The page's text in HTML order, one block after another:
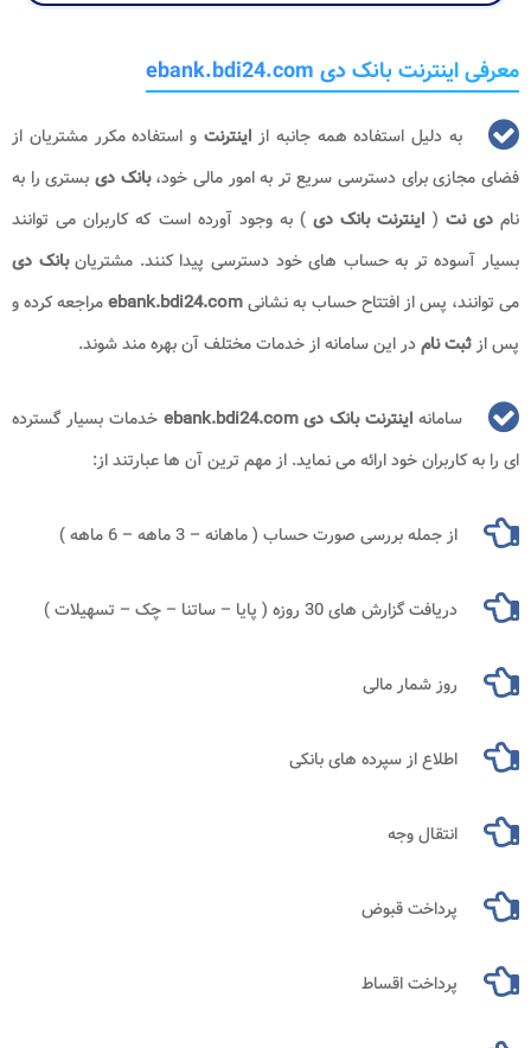
معرفی اینترنت بانک دی ebank.bdi24.com
به دلیل استفاده همه جانبه از اینترنت و استفاده مکرر مشتریان از
فضای مجازی برای دسترسی سریع‌ تر به امور مالی خود،بانک دی بستری را به
نامدی نت ( اینترنت بانک دی) به وجود آورده است که کاربران می ‌توانند
بسیار آسوده‌ تر به حساب‌ های خود دسترسی پیدا کنند. مشتریانبانک دی
می ‌توانند، پس از افتتاح حساب به نشانیebank.bdi24.comمراجعه کرده و
پس ازثبت نامدر این سامانه از خدمات مختلف آن بهره‌ مند شوند.
سامانه اینترنت بانک دی ebank.bdi24.com
خدمات بسیار گسترده
ای را به کاربران خود ارائه می نماید. از مهم ترین آن ها عبارتند از:
از جمله بررسی صورت حساب ( ماهانه – 3 ماهه – 6 ماهه )
دریافت گزارش ‌های 30 روزه ( پایا – ساتنا – چک – تسهیلات )
روز شمار مالی
اطلاع از سپرده‌ های بانکی
انتقال وجه
پرداخت قبوض
پرداخت اقساط